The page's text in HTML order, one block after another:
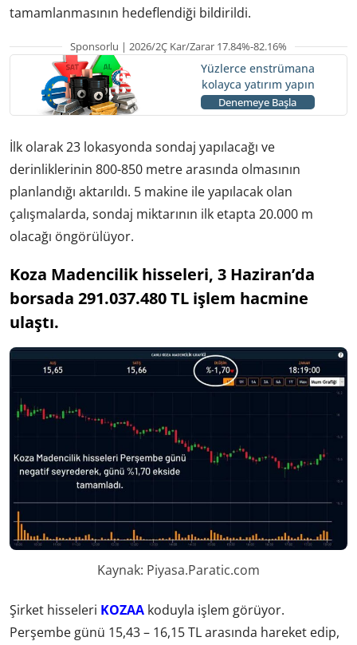
tamamlanmasının hedeflendiği bildirildi.
Sponsorlu | 2026/2Ç Kar/Zarar 17.84%-82.16%
Yüzlerce enstrümana
kolayca yatırım yapın
Denemeye Başla
İlk olarak 23 lokasyonda sondaj yapılacağı ve
derinliklerinin 800-850 metre arasında olmasının
planlandığı aktarıldı. 5 makine ile yapılacak olan
çalışmalarda, sondaj miktarının ilk etapta 20.000 m
olacağı öngörülüyor.
Koza Madencilik hisseleri, 3 Haziran’da
borsada 291.037.480 TL işlem hacmine
ulaştı.
Kaynak: Piyasa.Paratic.com
Şirket hisseleri KOZAA koduyla işlem görüyor.
Perşembe günü 15,43 – 16,15 TL arasında hareket edip,